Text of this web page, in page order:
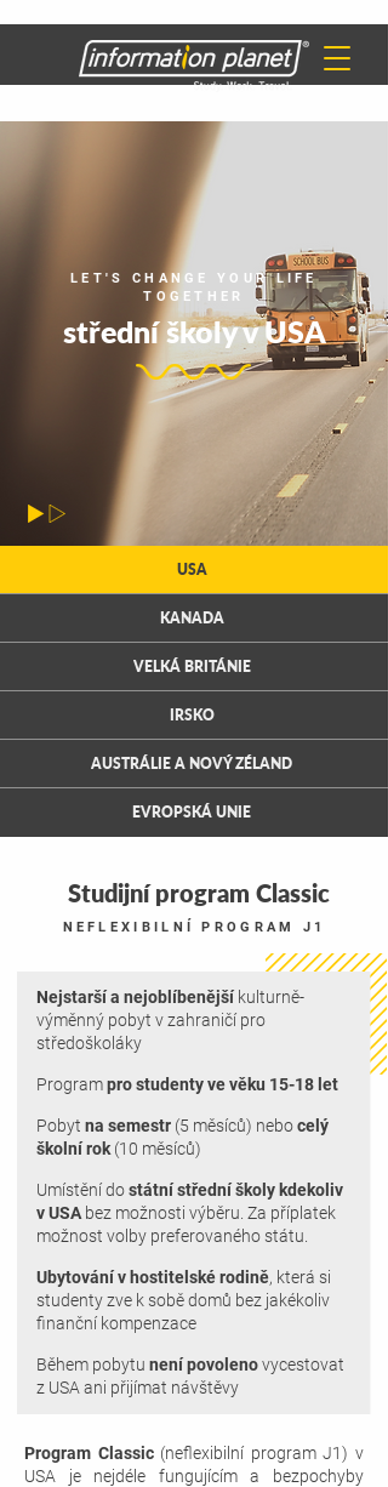
LET'S CHANGE YOUR LIFE
TOGETHER
střední školy v USA
USA
KANADA
VELKÁ BRITÁNIE
IRSKO
AUSTRÁLIE A NOVÝ ZÉLAND
EVROPSKÁ UNIE
Studijní program Classic
NEFLEXIBILNÍ PROGRAM J1
Nejstarší a nejoblíbenější kulturně-
výměnný pobyt v zahraničí pro
středoškoláky
Programpro studenty ve věku 15-18 let
Pobyt na semestr (5 měsíců) nebocelý
školní rok (10 měsíců)
Umístění dostátní střední školy kdekoliv
v USA bez možnosti výběru. Za příplatek
možnost volby preferovaného státu.
Ubytování v hostitelské rodině, která si
studenty zve k sobě domů bez jakékoliv
finanční kompenzace
Během pobytu není povolenovycestovat
z USA ani přijímat návštěvy
Program Classic(neflexibilní program J1) v
USA je nejdéle fungujícím a bezpochyby